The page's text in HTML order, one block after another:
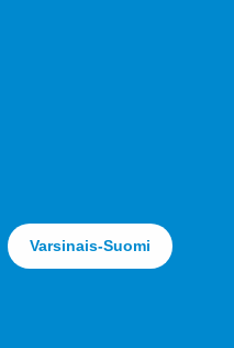
Varsinais-Suomi